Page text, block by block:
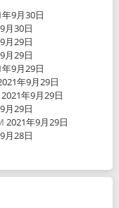
9月30日
月30日
月29日
月29日
9月29日
年9月29日
2021年9月29日
月29日
2021年9月29日
月28日